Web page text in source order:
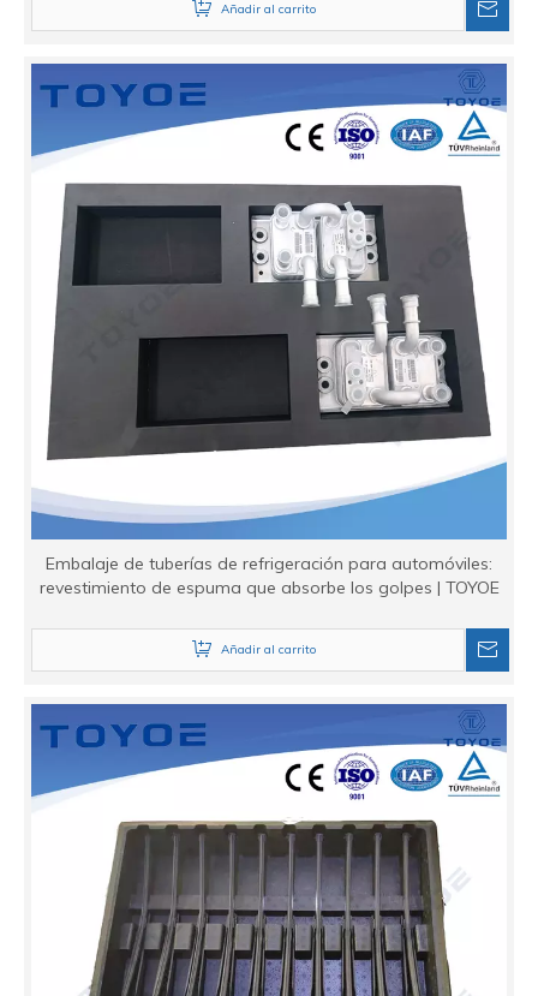
Añadir al carrito
Embalaje de tuberías de refrigeración para automóviles:
revestimiento de espuma que absorbe los golpes | TOYOE
Añadir al carrito